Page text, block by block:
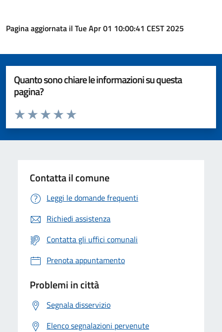
Pagina aggiornata il Tue Apr 01 10:00:41 CEST 2025
Quanto sono chiare le informazioni su questa
pagina?
Valuta da 1 a 5 stelle la pagina
Valuta 5 stelle su 5
Valuta 4 stelle su 5
Valuta 3 stelle su 5
Valuta 2 stelle su 5
Valuta 1 stelle su 5
Contatta il comune
Leggi le domande frequenti
Richiedi assistenza
Contatta gli uffici comunali
Prenota appuntamento
Problemi in città
Segnala disservizio
Elenco segnalazioni pervenute